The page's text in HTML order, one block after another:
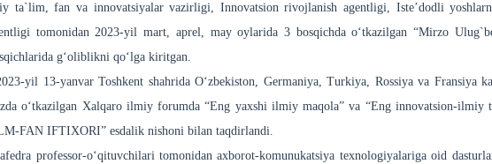
ta`lim, fan va innovatsiyalar vazirligi, Innovatsion rivojlanish agentligi, Iste’dodli
tomonidan 2023-yil mart, aprel, may oylarida 3 bosqichda oʻtkazilgan “Mirzo
gʻoliblikni qoʻlga kiritgan.
yil 13-yanvar Toshkent shahrida Oʻzbekiston, Germaniya, Turkiya, Rossiya va
oʻtkazilgan Xalqaro ilmiy forumda “Eng yaxshi ilmiy maqola” va “Eng innovatsion-
FAN IFTIXORI” esdalik nishoni bilan taqdirlandi.
professor-o‘qituvchilari tomonidan axborot-komunukatsiya texnologiyalariga oid